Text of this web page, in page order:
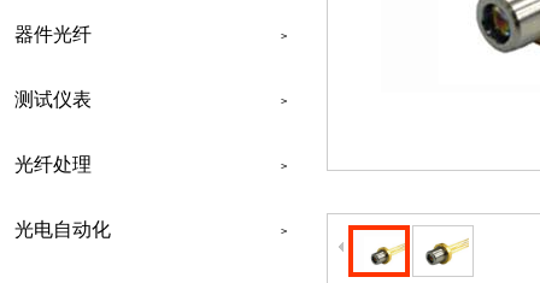
器件光纤 >
测试仪表 >
光纤处理 >
光电自动化 >